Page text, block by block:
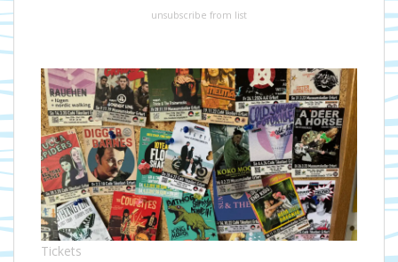
unsubscribe from list
Tickets